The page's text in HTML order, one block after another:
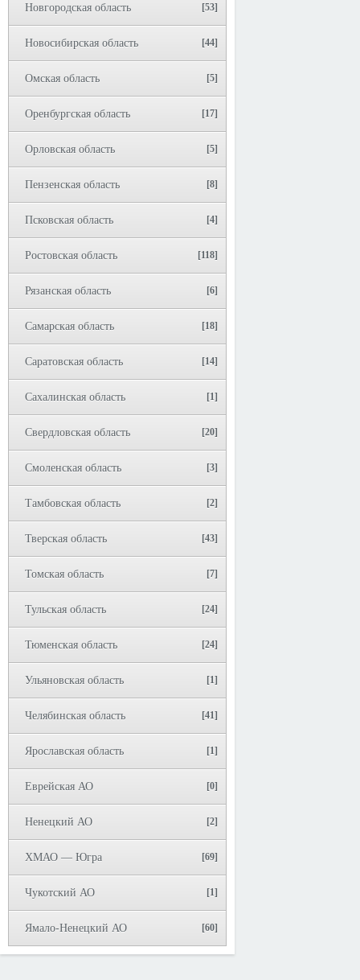
Новгородская область [53]
Новосибирская область [44]
Омская область [5]
Оренбургская область [17]
Орловская область [5]
Пензенская область [8]
Псковская область [4]
Ростовская область [118]
Рязанская область [6]
Самарская область [18]
Саратовская область [14]
Сахалинская область [1]
Свердловская область [20]
Смоленская область [3]
Тамбовская область [2]
Тверская область [43]
Томская область [7]
Тульская область [24]
Тюменская область [24]
Ульяновская область [1]
Челябинская область [41]
Ярославская область [1]
Еврейская АО [0]
Ненецкий АО [2]
ХМАО — Югра [69]
Чукотский АО [1]
Ямало-Ненецкий АО [60]